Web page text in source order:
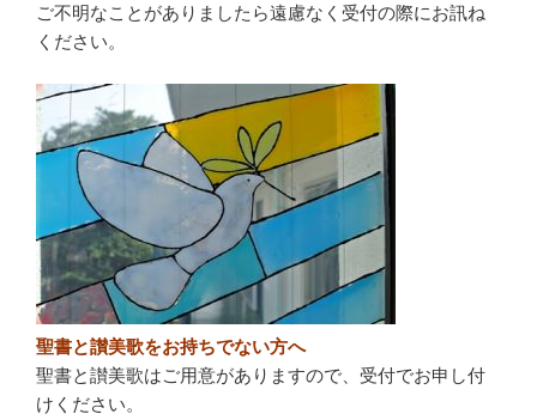
ご不明なことがありましたら遠慮なく受付の際にお訊ね
ください。
聖書と讃美歌をお持ちでない方へ
聖書と讃美歌はご用意がありますので、受付でお申し付
けください。